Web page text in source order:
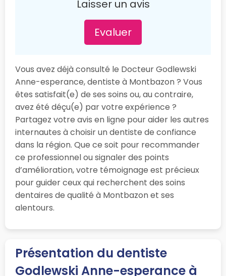
Laisser un avis
Evaluer
Vous avez déjà consulté le Docteur Godlewski
Anne-esperance, dentiste à Montbazon ? Vous
êtes satisfait(e) de ses soins ou, au contraire,
avez été déçu(e) par votre expérience ?
Partagez votre avis en ligne pour aider les autres
internautes à choisir un dentiste de confiance
dans la région. Que ce soit pour recommander
ce professionnel ou signaler des points
d’amélioration, votre témoignage est précieux
pour guider ceux qui recherchent des soins
dentaires de qualité à Montbazon et ses
alentours.
Présentation du dentiste
Godlewski Anne-esperance à